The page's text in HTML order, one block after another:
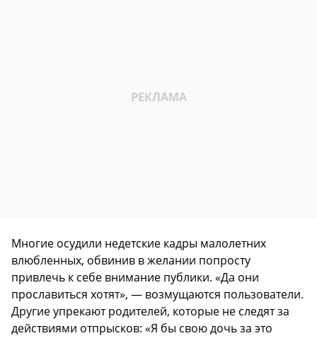
Многие осудили недетские кадры малолетних
влюбленных, обвинив в желании попросту
привлечь к себе внимание публики. «Да они
прославиться хотят», — возмущаются пользователи.
Другие упрекают родителей, которые не следят за
действиями отпрысков: «Я бы свою дочь за это